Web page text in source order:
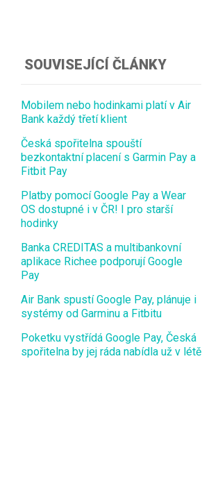
SOUVISEJÍCÍ ČLÁNKY
Mobilem nebo hodinkami platí v Air
Bank každý třetí klient
Česká spořitelna spouští
bezkontaktní placení s Garmin Pay a
Fitbit Pay
Platby pomocí Google Pay a Wear
OS dostupné i v ČR! I pro starší
hodinky
Banka CREDITAS a multibankovní
aplikace Richee podporují Google
Pay
Air Bank spustí Google Pay, plánuje i
systémy od Garminu a Fitbitu
Poketku vystřídá Google Pay, Česká
spořitelna by jej ráda nabídla už v létě